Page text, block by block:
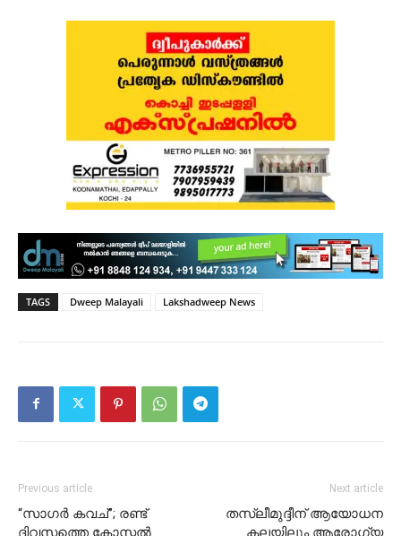
TAGS Dweep Malayali Lakshadweep News
Previous article
“സാഗർ കവച്”; രണ്ട്
ദിവസത്തെ കോസ്റ്റൽ
Next article
തസ്‌ലീമുദ്ദീന് ആയോധന
കലയിലും ആരോഗ്യ